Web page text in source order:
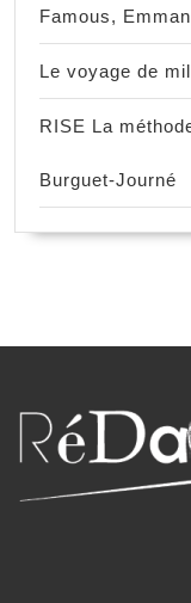
Famous,
Le voyage de
RISE La
Burguet-Journé